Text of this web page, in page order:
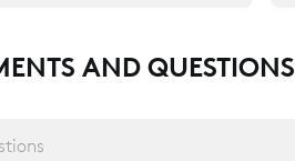
AND QUESTIONS